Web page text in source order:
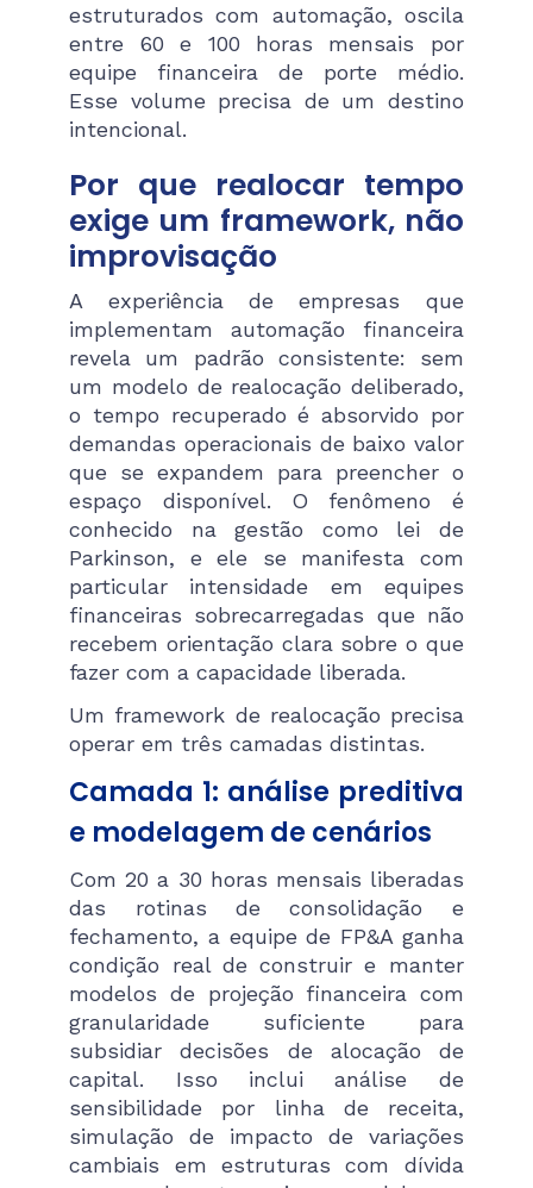
estruturados com automação, oscila
entre 60 e 100 horas mensais por
equipe financeira de porte médio.
Esse volume precisa de um destino
intencional.
Por que realocar tempo
exige um framework, não
improvisação
A experiência de empresas que
implementam automação financeira
revela um padrão consistente: sem
um modelo de realocação deliberado,
o tempo recuperado é absorvido por
demandas operacionais de baixo valor
que se expandem para preencher o
espaço disponível. O fenômeno é
conhecido na gestão como lei de
Parkinson, e ele se manifesta com
particular intensidade em equipes
financeiras sobrecarregadas que não
recebem orientação clara sobre o que
fazer com a capacidade liberada.
Um framework de realocação precisa
operar em três camadas distintas.
Camada 1: análise preditiva
e modelagem de cenários
Com 20 a 30 horas mensais liberadas
das rotinas de consolidação e
fechamento, a equipe de FP&A ganha
condição real de construir e manter
modelos de projeção financeira com
granularidade suficiente para
subsidiar decisões de alocação de
capital. Isso inclui análise de
sensibilidade por linha de receita,
simulação de impacto de variações
cambiais em estruturas com dívida